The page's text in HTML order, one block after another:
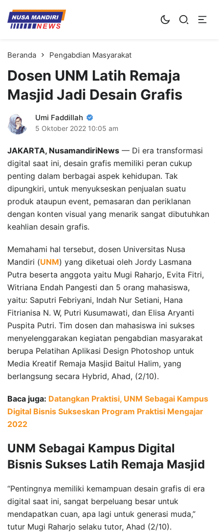
Kampus Digital Bisnis
Universitas Nusa Mandiri
Beranda Pengabdian Masyarakat
Dosen UNM Latih Remaja
Masjid Jadi Desain Grafis
Umi Faddillah
5 Oktober 2022 10:05 am
JAKARTA, NusamandiriNews — Di era transformasi
digital saat ini, desain grafis memiliki peran cukup
penting dalam berbagai aspek kehidupan. Tak
dipungkiri, untuk menyukseskan penjualan suatu
produk ataupun event, pemasaran dan periklanan
dengan konten visual yang menarik sangat dibutuhkan
keahlian desain grafis.
Memahami hal tersebut, dosen Universitas Nusa
Mandiri (UNM) yang diketuai oleh Jordy Lasmana
Putra beserta anggota yaitu Mugi Raharjo, Evita Fitri,
Witriana Endah Pangesti dan 5 orang mahasiswa,
yaitu: Saputri Febriyani, Indah Nur Setiani, Hana
Fitrianisa N. W, Putri Kusumawati, dan Elisa Aryanti
Puspita Putri. Tim dosen dan mahasiswa ini sukses
menyelenggarakan kegiatan pengabdian masyarakat
berupa Pelatihan Aplikasi Design Photoshop untuk
Media Kreatif Remaja Masjid Baitul Halim, yang
berlangsung secara Hybrid, Ahad, (2/10).
Baca juga: Datangkan Praktisi, UNM Sebagai Kampus
Digital Bisnis Sukseskan Program Praktisi Mengajar
2022
UNM Sebagai Kampus Digital
Bisnis Sukses Latih Remaja Masjid
“Pentingnya memiliki kemampuan desain grafis di era
digital saat ini, sangat berpeluang besar untuk
mendapatkan cuan, apa lagi untuk generasi muda,”
tutur Mugi Raharjo selaku tutor, Ahad (2/10).